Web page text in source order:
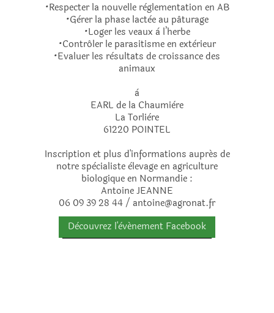
•Respecter la nouvelle règlementation en AB
•Gèrer la phase lactèe au pâturage
•Loger les veaux à l’herbe
•Contrôler le parasitisme en extèrieur
•Evaluer les rèsultats de croissance des
animaux
à
EARL de la Chaumière
La Torlière
61220 POINTEL
Inscription et plus d'informations auprés de
notre spècialiste èlevage en agriculture
biologique en Normandie :
Antoine JEANNE
06 09 39 28 44 / antoine@agronat.fr
Dècouvrez l'èvénement Facebook